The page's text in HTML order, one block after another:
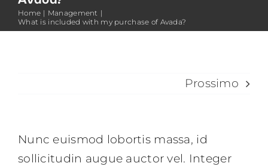
SERVIZI
Home
Management
What is included with my purchase of Avada?
Prossimo
Nunc euismod lobortis massa, id
sollicitudin augue auctor vel. Integer